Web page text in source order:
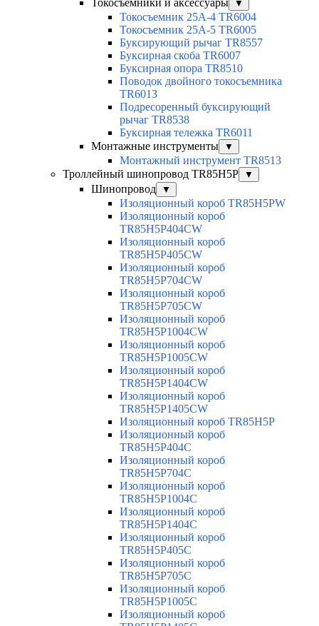
Токосъемники и аксессуары ▼
Токосъемник 25А-4 TR6004
Токосъемник 25А-5 TR6005
Буксирующий рычаг TR8557
Буксирная скоба TR6007
Буксирная опора TR8510
Поводок двойного токосъемника
TR6013
Подресоренный буксирующий
рычаг TR8538
Буксирная тележка TR6011
Монтажные инструменты
▼
Монтажный инструмент TR8513
Троллейный шинопровод TR85H5P
▼
Шинопровод ▼
Изоляционный короб TR85H5PW
Изоляционный короб
TR85H5P404CW
Изоляционный короб
TR85H5P405CW
Изоляционный короб
TR85H5P704CW
Изоляционный короб
TR85H5P705CW
Изоляционный короб
TR85H5P1004CW
Изоляционный короб
TR85H5P1005CW
Изоляционный короб
TR85H5P1404CW
Изоляционный короб
TR85H5P1405CW
Изоляционный короб TR85H5P
Изоляционный короб
TR85H5P404C
Изоляционный короб
TR85H5P704C
Изоляционный короб
TR85H5P1004C
Изоляционный короб
TR85H5P1404C
Изоляционный короб
TR85H5P405C
Изоляционный короб
TR85H5P705C
Изоляционный короб
TR85H5P1005C
Изоляционный короб